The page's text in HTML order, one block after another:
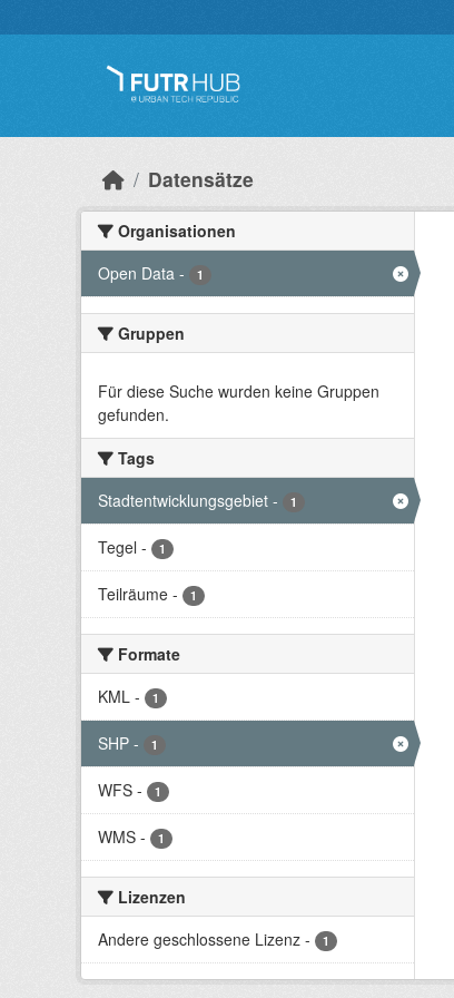
Datensätze
Organisationen
Open Data - 1
Gruppen
Für diese Suche wurden keine Gruppen
gefunden.
Tags
Stadtentwicklungsgebiet - 1
Tegel - 1
Teilräume - 1
Formate
KML - 1
SHP - 1
WFS - 1
WMS - 1
Lizenzen
Andere geschlossene Lizenz - 1